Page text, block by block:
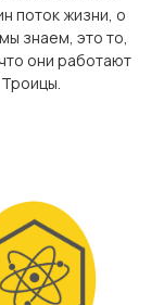
поток жизни, о
знаем, это то,
они работают